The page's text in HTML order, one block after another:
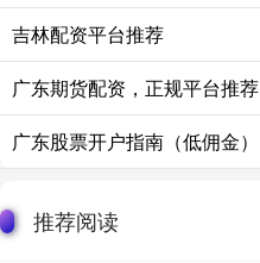
吉林配资平台推荐
广东期货配资，正规平台推荐
广东股票开户指南（低佣金）
推荐阅读